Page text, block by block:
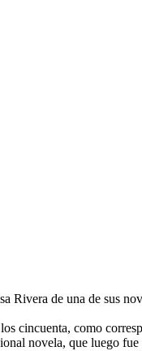
de una de sus
cincuenta, como
novela, que luego